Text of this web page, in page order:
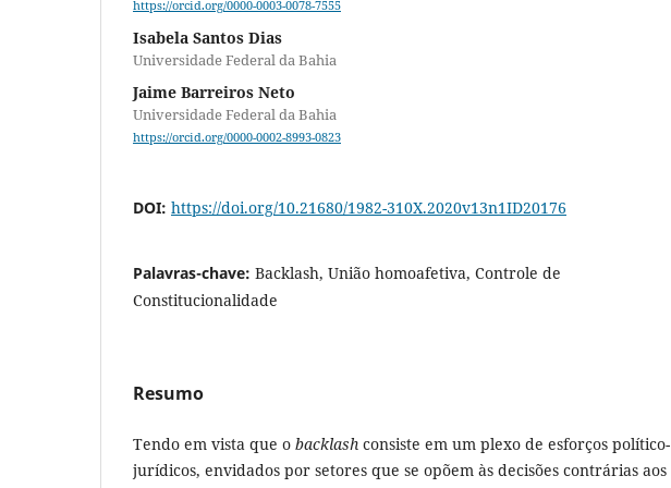
https://orcid.org/0000-0003-0078-7555
Isabela Santos Dias
Universidade Federal da Bahia
Jaime Barreiros Neto
Universidade Federal da Bahia
https://orcid.org/0000-0002-8993-0823
DOI: https://doi.org/10.21680/1982-310X.2020v13n1ID20176
Palavras-chave: Backlash, União homoafetiva, Controle de
Constitucionalidade
Resumo
Tendo em vista que o backlash consiste em um plexo de esforços político-
jurídicos, envidados por setores que se opõem às decisões contrárias aos